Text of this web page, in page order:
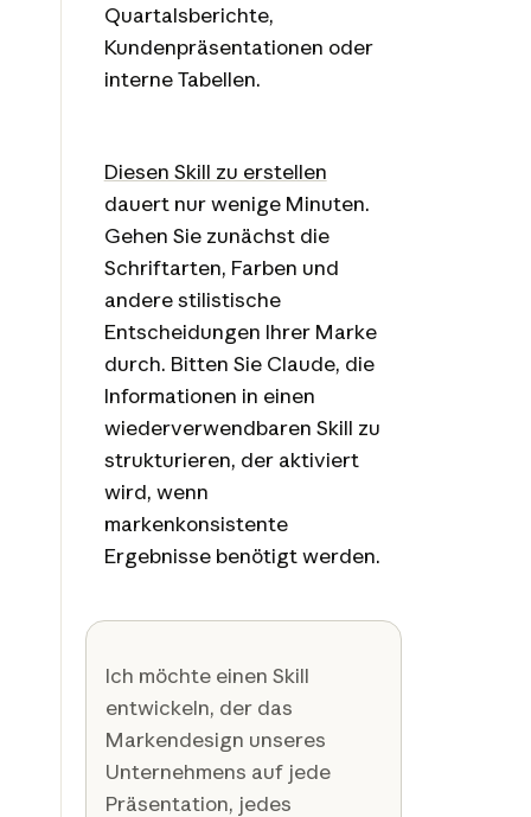
Quartalsberichte,
Kundenpräsentationen oder
interne Tabellen.
Diesen Skill zu erstellen
dauert nur wenige Minuten.
Gehen Sie zunächst die
Schriftarten, Farben und
andere stilistische
Entscheidungen Ihrer Marke
durch. Bitten Sie Claude, die
Informationen in einen
wiederverwendbaren Skill zu
strukturieren, der aktiviert
wird, wenn
markenkonsistente
Ergebnisse benötigt werden.
Ich möchte einen Skill
entwickeln, der das
Markendesign unseres
Unternehmens auf jede
Präsentation, jedes